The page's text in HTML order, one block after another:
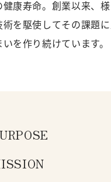
健康寿命。創業以来、
術を駆使してその課題
を作り続けています。